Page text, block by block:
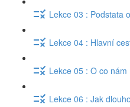
Lekce 03 : Podstata
Lekce 04 : Hlavní
Lekce 05 : O co
Lekce 06 : Jak